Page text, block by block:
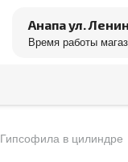
Анапа ул.
Время работы
Гипсофила в цилиндре